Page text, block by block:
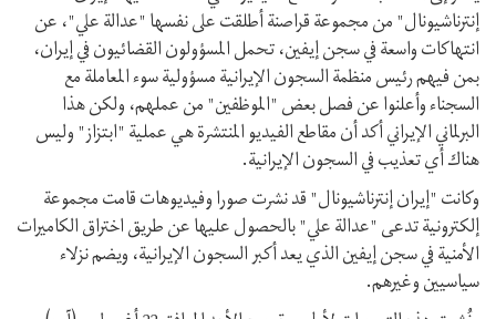
إنترناشيونال" من مجموعة قراصنة أطلقت على نفسها "عدالة علي"، عن
انتهاكات واسعة في سجن إيفين، تحمل المسؤولون القضائيون في إيران،
بمن فيهم رئيس منظمة السجون الإيرانية مسؤولية سوء المعاملة مع
السجناء وأعلنوا عن فصل بعض "الموظفين" من عملهم، ولكن هذا
البرلماني الإيراني أكد أن مقاطع الفيديو المنتشرة هي عملية "ابتزاز" وليس
هناك أي تعذيب في السجون الإيرانية.
وكانت "إيران إنترناشيونال" قد نشرت صورا وفيديوهات قامت مجموعة
إلكترونية تدعى "عدالة علي" بالحصول عليها عن طريق اختراق الكاميرات
الأمنية في سجن إيفين الذي يعد أكبر السجون الإيرانية، ويضم نزلاء
سياسيين وغيرهم.